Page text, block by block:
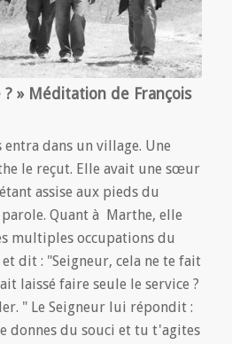
» Méditation de François
entra dans un village. Une
le reçut. Elle avait une sœur
assise aux pieds du
Quant à Marthe, elle
multiples occupations du
dit : "Seigneur, cela ne te fait
laissé faire seule le service ?
" Le Seigneur lui répondit :
donnes du souci et tu t'agites